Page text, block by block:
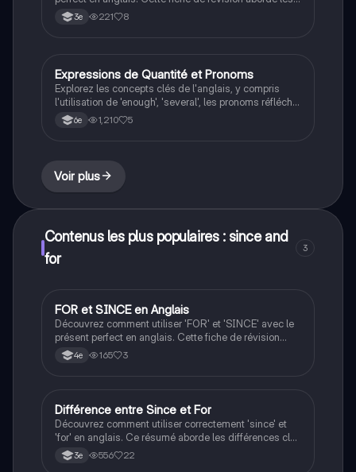
règles d'utilisation, les verbes réguliers et irréguliers,
ainsi que les expressions temporelles comme 'since',
3e 221 8
Anglais
Expressions de Quantité et Pronoms
Explorez les concepts clés de l'anglais, y compris
l'utilisation de 'enough', 'several', les pronoms réfléchis
et personnels, ainsi que les déterminants possessifs.
Ce résumé vous aidera à maîtriser les nuances de la
révision.
6e 1,210 5
Voir plus
Contenus les plus populaires : since and
for
3
Anglais
FOR et SINCE en Anglais
Découvrez comment utiliser 'FOR' et 'SINCE' avec le
présent perfect en anglais. Cette fiche de révision
explique les différences entre ces deux prépositions,
avec des exemples clairs pour illustrer leur utilisation.
4e 165 3
Anglais
Différence entre Since et For
Découvrez comment utiliser correctement 'since' et
'for' en anglais. Ce résumé aborde les différences clés
entre ces deux expressions de temps, avec des
exemples pratiques pour illustrer leur usage. Idéal
3e 556 22